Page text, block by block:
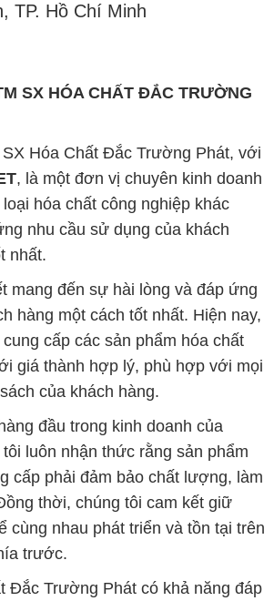
TP. Hồ Chí Minh
SX HÓA CHẤT ĐẮC TRƯỜNG
Hóa Chất Đắc Trường Phát, với
, là một đơn vị chuyên kinh doanh
hóa chất công nghiệp khác
nhu cầu sử dụng của khách
nhất.
mang đến sự hài lòng và đáp ứng
hàng một cách tốt nhất. Hiện nay,
cấp các sản phẩm hóa chất
giá thành hợp lý, phù hợp với mọi
của khách hàng.
đầu trong kinh doanh của
luôn nhận thức rằng sản phẩm
cấp phải đảm bảo chất lượng, làm
thời, chúng tôi cam kết giữ
cùng nhau phát triển và tồn tại trên
trước.
Đắc Trường Phát có khả năng đáp